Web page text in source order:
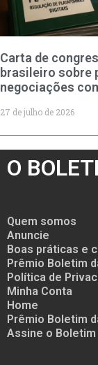
Carta de
brasileiro sobre
negociações
27 de julho de 2026
O
Quem somos
Anuncie
Boas práticas e
Prêmio Boletim
Política de
Minha Conta
Home
Prêmio Boletim
Assine o Boletim